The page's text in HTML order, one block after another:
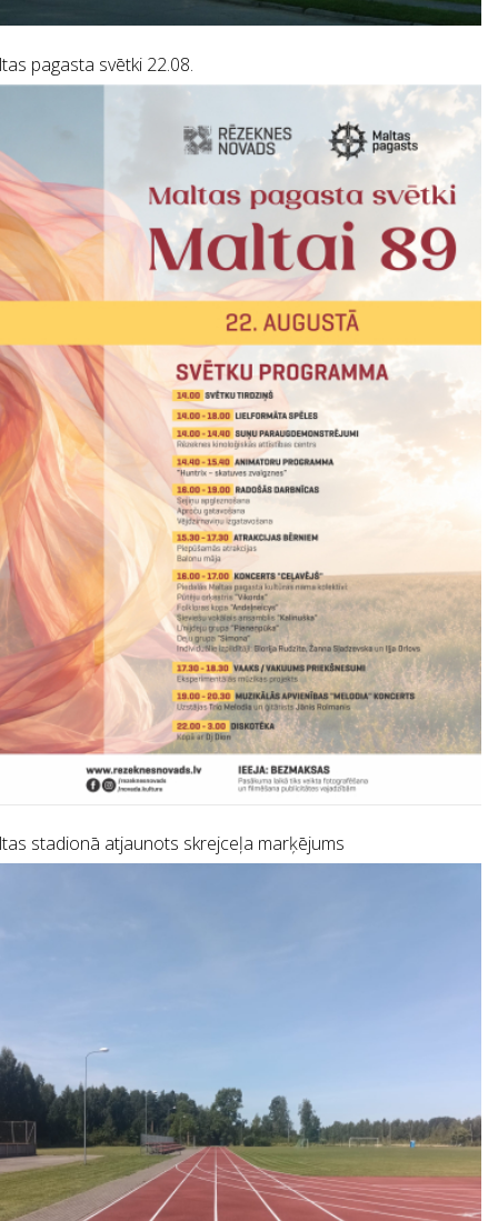
pagasta svētki 22.08.
stadionā atjaunots skrejceļa marķējums